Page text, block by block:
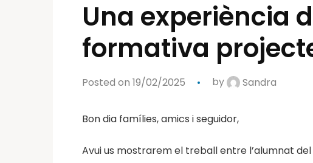
Una experiència
formativa
Posted on 19/02/2025 by Sandra
Bon dia famílies, amics i seguidor,
Avui us mostrarem el treball entre l’alumnat